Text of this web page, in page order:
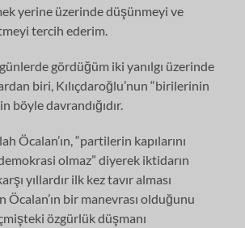
yerine üzerinde düşünmeyi ve
tercih ederim.
gördüğüm iki yanılgı üzerinde
biri, Kılıçdaroğlu’nun “birilerinin
böyle davrandığıdır.
Öcalan’ın, “partilerin kapılarını
olmaz” diyerek iktidarın
yıllardır ilk kez tavır alması
Öcalan’ın bir manevrası olduğunu
özgürlük düşmanı